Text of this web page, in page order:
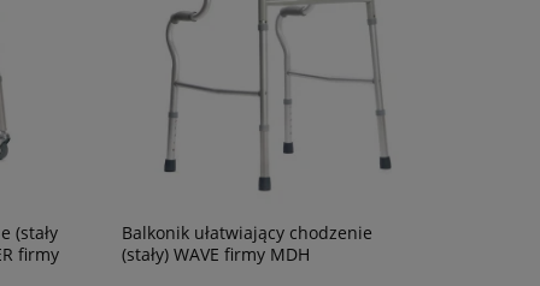
(stały
firmy
Balkonik ułatwiający chodzenie
(stały) WAVE firmy MDH